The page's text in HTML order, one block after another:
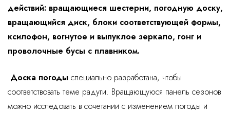
действий: вращающиеся шестерни, погодную доску,
вращающийся диск, блоки соответствующей формы,
ксилофон, вогнутое и выпуклое зеркало, гонг и
проволочные бусы с плавником.
Доска погоды специально разработана, чтобы
соответствовать теме радуги. Вращающуюся панель сезонов
можно исследовать в сочетании с изменением погоды и